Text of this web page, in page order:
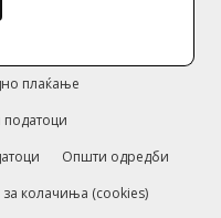
плаќање
Општи одредби
за колачиња (cookies)